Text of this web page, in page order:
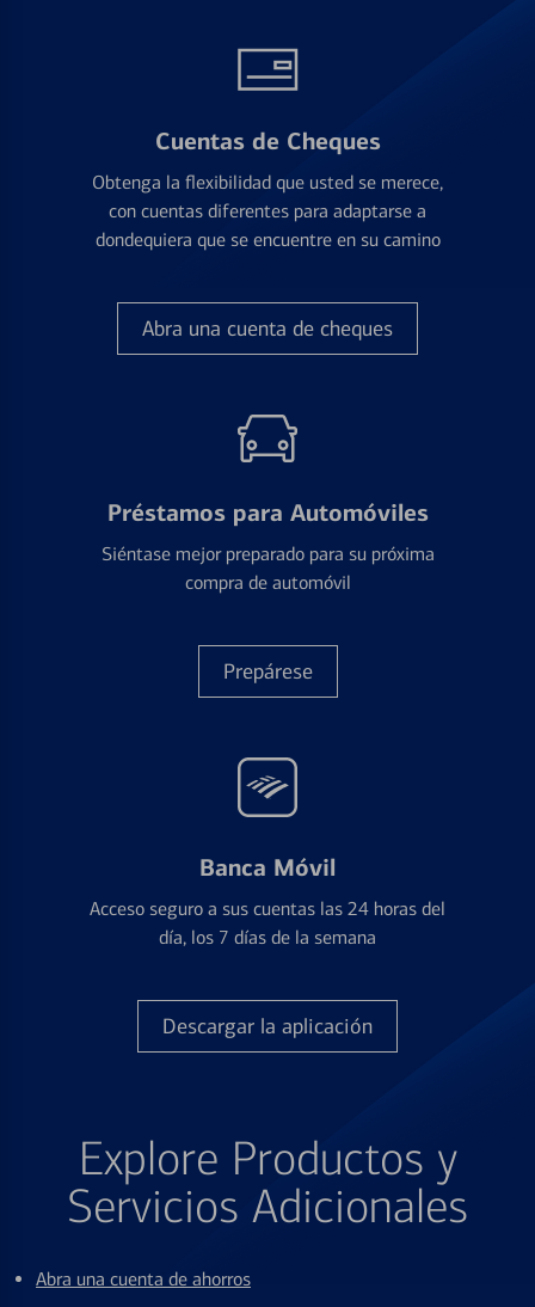
Cuentas de Cheques
Obtenga la flexibilidad que usted se merece,
con cuentas diferentes para adaptarse a
dondequiera que se encuentre en su camino
Abra una cuenta de cheques
Préstamos para Automóviles
Siéntase mejor preparado para su próxima
compra de automóvil
Prepárese
Banca Móvil
Acceso seguro a sus cuentas las 24 horas del
día, los 7 días de la semana
Descargar la aplicación
Explore Productos y
Servicios Adicionales
Abra una cuenta de ahorros